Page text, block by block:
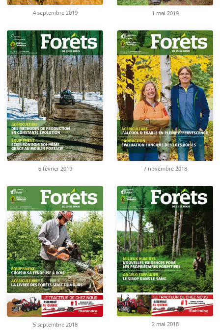
4 septembre 2019 1 mai 2019
6 février 2019 7 novembre 2018
5 septembre 2018 2 mai 2018